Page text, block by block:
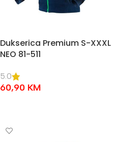
Dukserica Premium S-XXXL
NEO 81-511
5.0
60,90 KM